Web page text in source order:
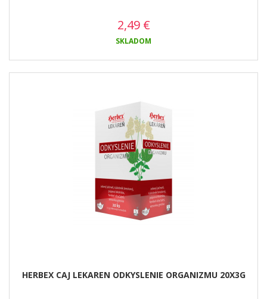
2,49 €
SKLADOM
HERBEX CAJ LEKAREN ODKYSLENIE ORGANIZMU 20X3G